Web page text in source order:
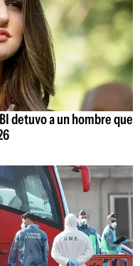
detuvo a un hombre que